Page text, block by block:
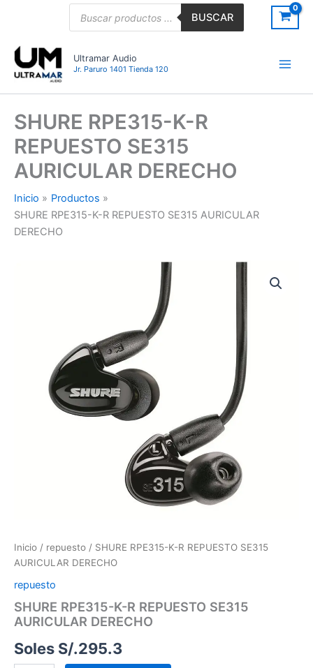
BUSCAR
Ultramar Audio
Jr. Paruro 1401 Tienda 120
SHURE RPE315-K-R
REPUESTO SE315
AURICULAR DERECHO
Inicio
Productos
SHURE RPE315-K-R REPUESTO SE315 AURICULAR
DERECHO
Inicio / repuesto / SHURE RPE315-K-R REPUESTO SE315
AURICULAR DERECHO
repuesto
SHURE RPE315-K-R REPUESTO SE315
AURICULAR DERECHO
Soles S/.295.3
AURICULAR
DERECHO
cantidad